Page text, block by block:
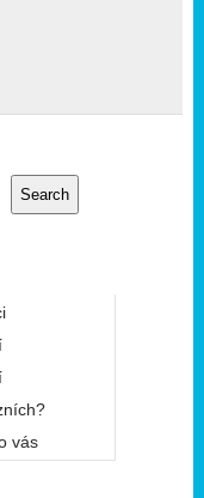
Search
vás